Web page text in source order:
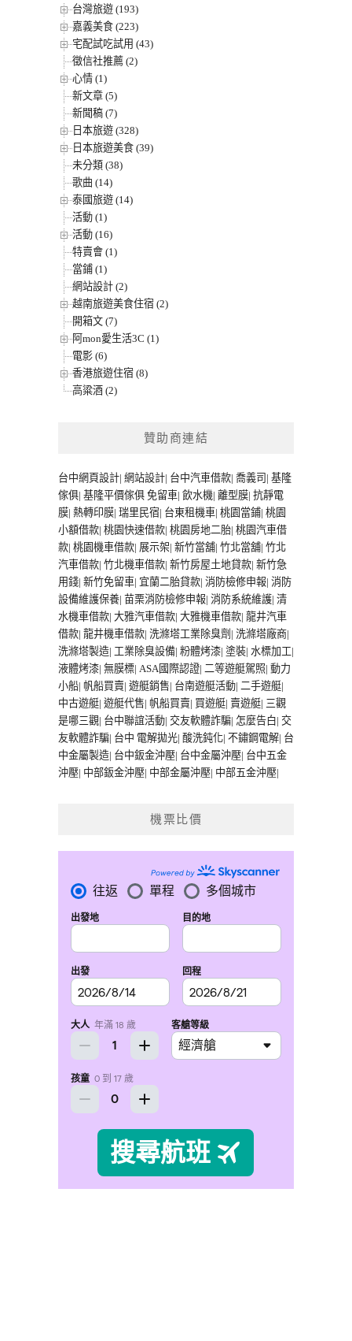
台灣旅遊 (193)
嘉義美食 (223)
宅配試吃試用 (43)
徵信社推薦 (2)
心情 (1)
新文章 (5)
新聞稿 (7)
日本旅遊 (328)
日本旅遊美食 (39)
未分類 (38)
歌曲 (14)
泰國旅遊 (14)
活動 (1)
活動 (16)
特賣會 (1)
當鋪 (1)
網站設計 (2)
越南旅遊美食住宿 (2)
開箱文 (7)
阿mon愛生活3C (1)
電影 (6)
香港旅遊住宿 (8)
高粱酒 (2)
贊助商連結
台中網頁設計| 網站設計| 台中汽車借款| 喬義司 | 基隆
傢俱| 基隆平價傢俱 免留車| 飲水機| 離型膜| 抗靜電
膜| 熱轉印膜| 瑞里民宿| 台東租機車| 桃園當鋪| 桃園
小額借款| 桃園快速借款| 桃園房地二胎| 桃園汽車借
款| 桃園機車借款| 展示架| 新竹當舖| 竹北當舖| 竹北
汽車借款| 竹北機車借款| 新竹房屋土地貸款| 新竹急
用錢| 新竹免留車| 宜蘭二胎貸款| 消防檢修申報| 消防
設備維護保養| 苗栗消防檢修申報| 消防系統維護| 清
水機車借款| 大雅汽車借款| 大雅機車借款| 龍井汽車
借款| 龍井機車借款| 洗滌塔工業除臭劑 | 洗滌塔廠商|
洗滌塔製造| 工業除臭設備| 粉體烤漆| 塗裝| 水標加工|
液體烤漆| 無膜標| ASA國際認證| 二等遊艇駕照| 動力
小船| 帆船買賣| 遊艇銷售| 台南遊艇活動| 二手遊艇|
中古遊艇| 遊艇代售| 帆船買賣| 買遊艇| 賣遊艇| 三觀
是哪三觀| 台中聯誼活動| 交友軟體詐騙| 怎麼告白| 交
友軟體詐騙| 台中 電解拋光| 酸洗鈍化| 不鏽鋼電解| 台
中金屬製造| 台中鈑金沖壓| 台中金屬沖壓| 台中五金
沖壓| 中部鈑金沖壓| 中部金屬沖壓| 中部五金沖壓|
機票比價